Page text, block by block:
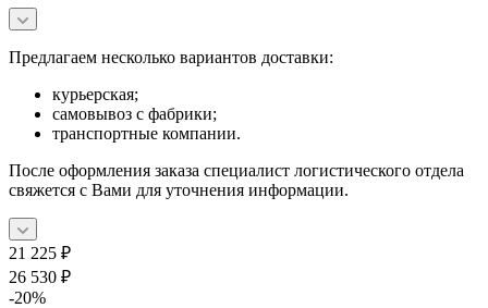
Предлагаем несколько вариантов доставки:
курьерская;
самовывоз с фабрики;
транспортные компании.
После оформления заказа специалист логистического отдела
свяжется с Вами для уточнения информации.
21 225 ₽
26 530 ₽
-20%